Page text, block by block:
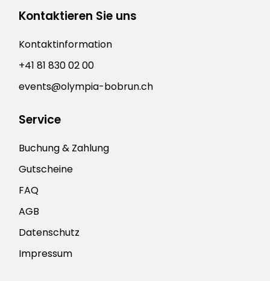
Kontaktieren Sie uns
Kontaktinformation
+41 81 830 02 00
events@olympia-bobrun.ch
Service
Buchung & Zahlung
Gutscheine
FAQ
AGB
Datenschutz
Impressum